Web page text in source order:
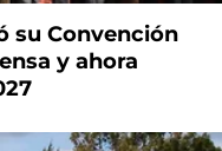
su Convención
y ahora